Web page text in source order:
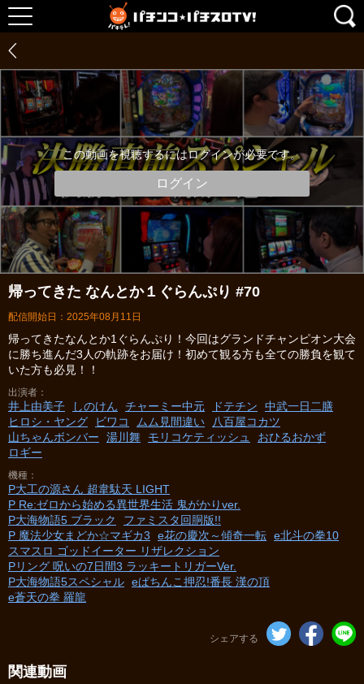
この動画を視聴するにはログインが必要です。
ログイン
帰ってきた なんとか１ぐらんぷり #70
配信開始日：2025年08月11日
帰ってきたなんとか1ぐらんぷり！今回はグランドチャンピオン大会
に勝ち進んだ3人の軌跡をお届け！初めて観る方も全ての勝負を観て
いた方も必見！！
出演者
井上由美子 しのけん チャーミー中元 ドテチン
中武一日二膳
ヒロシ・ヤング
ビワコ ムム見間違い
八百屋コカツ
山ちゃんボンバー
湯川舞 モリコケティッシュ
おひるおかず
ロギー
機種
P大工の源さん 超韋駄天 LIGHT
P Re:ゼロから始める異世界生活 鬼がかりver.
P大海物語5 ブラック
ファミスタ回胴版!!
P 魔法少女まどか☆マギカ3
e花の慶次～傾奇一転 e北斗の拳10
スマスロ ゴッドイーター リザレクション
Pリング 呪いの7日間3 ラッキートリガーVer.
P大海物語5スペシャル eぱちんこ押忍!番長 漢の頂
e蒼天の拳 羅龍
シェアする
関連動画